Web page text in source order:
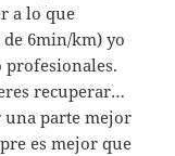
a lo que
6min/km) yo
profesionales.
recuperar…
una parte mejor
es mejor que